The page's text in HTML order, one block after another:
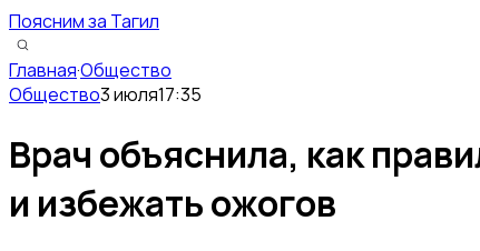
Поясним за Тагил
Главная·Общество
Общество3 июля17:35
Врач объяснила, как
и избежать ожогов